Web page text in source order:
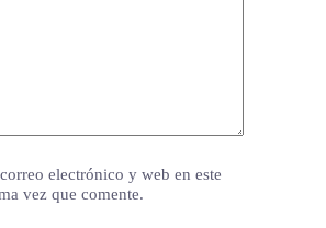
electrónico y web en este
vez que comente.